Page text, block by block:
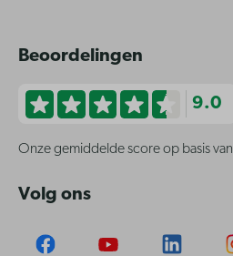
Beoordelingen
9.0
Onze gemiddelde score op basis van
Volg ons